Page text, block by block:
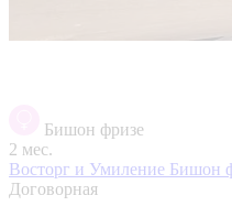
Бишон фризе
2 мес.
Восторг и Умиление Бишон
Договорная